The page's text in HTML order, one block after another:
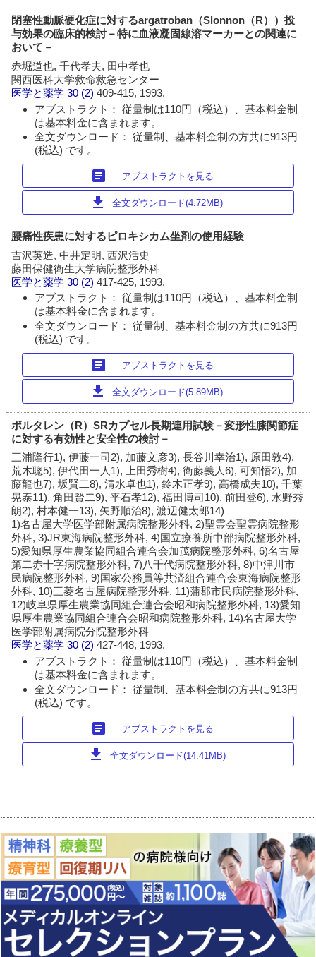
閉塞性動脈硬化症に対するargatroban（Slonnon（R））投
与効果の臨床的検討－特に血液凝固線溶マーカーとの関連に
おいて－
赤堀道也, 千代孝夫, 田中孝也
関西医科大学救命救急センター
医学と薬学 30 (2)409-415, 1993.
アブストラクト： 従量制は110円（税込）、基本料金制
は基本料金に含まれます。
全文ダウンロード： 従量制、基本料金制の方共に913円
(税込) です。
article アブストラクトを見る
download 全文ダウンロード(4.72MB)
腰痛性疾患に対するピロキシカム坐剤の使用経験
吉沢英造, 中井定明, 西沢活史
藤田保健衛生大学病院整形外科
医学と薬学 30 (2)417-425, 1993.
アブストラクト： 従量制は110円（税込）、基本料金制
は基本料金に含まれます。
全文ダウンロード： 従量制、基本料金制の方共に913円
(税込) です。
article アブストラクトを見る
download 全文ダウンロード(5.89MB)
ボルタレン（R）SRカプセル長期連用試験－変形性膝関節症
に対する有効性と安全性の検討－
三浦隆行1), 伊藤一司2), 加藤文彦3), 長谷川幸治1), 原田敦4),
荒木聰5), 伊代田一人1), 上田秀樹4), 衛藤義人6), 可知悟2), 加
藤龍也7), 坂賢二8), 清水卓也1), 鈴木正孝9), 高橋成夫10), 千葉
晃泰11), 角田賢二9), 平石孝12), 福田博司10), 前田登6), 水野秀
朗2), 村本健一13), 矢野順治8), 渡辺健太郎14)
1)名古屋大学医学部附属病院整形外科, 2)聖霊会聖霊病院整形
外科, 3)JR東海病院整形外科, 4)国立療養所中部病院整形外科,
5)愛知県厚生農業協同組合連合会加茂病院整形外科, 6)名古屋
第二赤十字病院整形外科, 7)八千代病院整形外科, 8)中津川市
民病院整形外科, 9)国家公務員等共済組合連合会東海病院整形
外科, 10)三菱名古屋病院整形外科, 11)蒲郡市民病院整形外科,
12)岐阜県厚生農業協同組合連合会昭和病院整形外科, 13)愛知
県厚生農業協同組合連合会昭和病院整形外科, 14)名古屋大学
医学部附属病院分院整形外科
医学と薬学 30 (2)427-448, 1993.
アブストラクト： 従量制は110円（税込）、基本料金制
は基本料金に含まれます。
全文ダウンロード： 従量制、基本料金制の方共に913円
(税込) です。
article アブストラクトを見る
download 全文ダウンロード(14.41MB)